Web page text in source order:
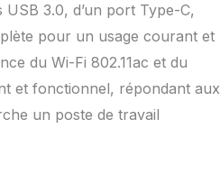
3.0, d’un port Type-C,
pour un usage courant et
du Wi-Fi 802.11ac et du
et fonctionnel, répondant aux
un poste de travail